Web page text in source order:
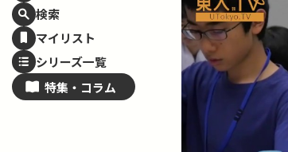
検索
マイリスト
シリーズ一覧
特集・ コラム